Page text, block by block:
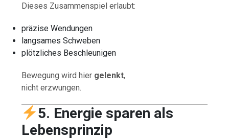
Dieses Zusammenspiel erlaubt:
präzise Wendungen
langsames Schweben
plötzliches Beschleunigen
Bewegung wird hier gelenkt,
nicht erzwungen.
5. Energie sparen als
Lebensprinzip